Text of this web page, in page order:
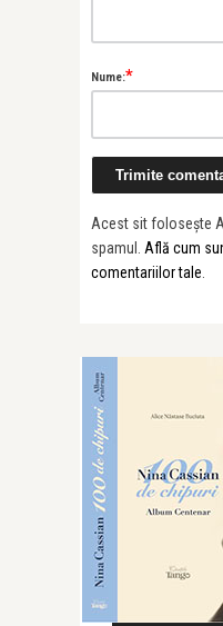
Nume:*
Acest sit folosește
spamul. Află cum
comentariilor tale.
CAUTĂ ÎN SITE